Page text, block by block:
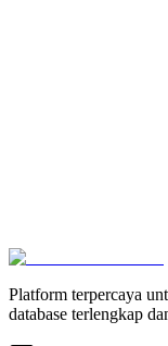
Platform terpercaya
database terlengkap